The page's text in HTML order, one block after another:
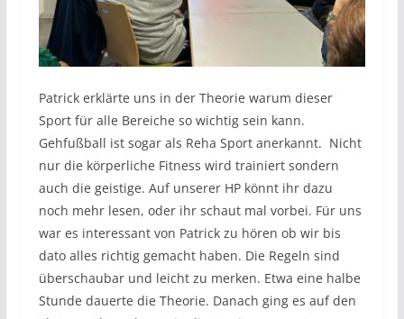
Patrick erklärte uns in der Theorie warum dieser
Sport für alle Bereiche so wichtig sein kann.
Gehfußball ist sogar als Reha Sport anerkannt. Nicht
nur die körperliche Fitness wird trainiert sondern
auch die geistige. Auf unserer HP könnt ihr dazu
noch mehr lesen, oder ihr schaut mal vorbei. Für uns
war es interessant von Patrick zu hören ob wir bis
dato alles richtig gemacht haben. Die Regeln sind
überschaubar und leicht zu merken. Etwa eine halbe
Stunde dauerte die Theorie. Danach ging es auf den